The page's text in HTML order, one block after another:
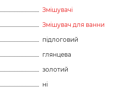
Змішувачі
Змішувач для ванни
підлоговий
глянцева
золотий
ні